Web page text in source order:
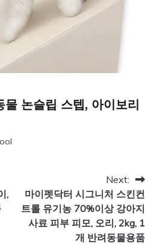
물 논슬립 스텝, 아이보리
,
Next:
마이펫닥터 시그니처 스킨컨
트롤 유기농 70%이상 강아지
사료 피부 피모, 오리, 2kg, 1
개 반려동물용품